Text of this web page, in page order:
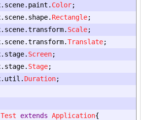
. scene. paint . Color;
. scene. shape. Rectangle;
. scene.transform. Scale;
. scene.transform.Translate;
. stage. Screen;
. stage. Stage;
. util . Duration;
Test extends Application{